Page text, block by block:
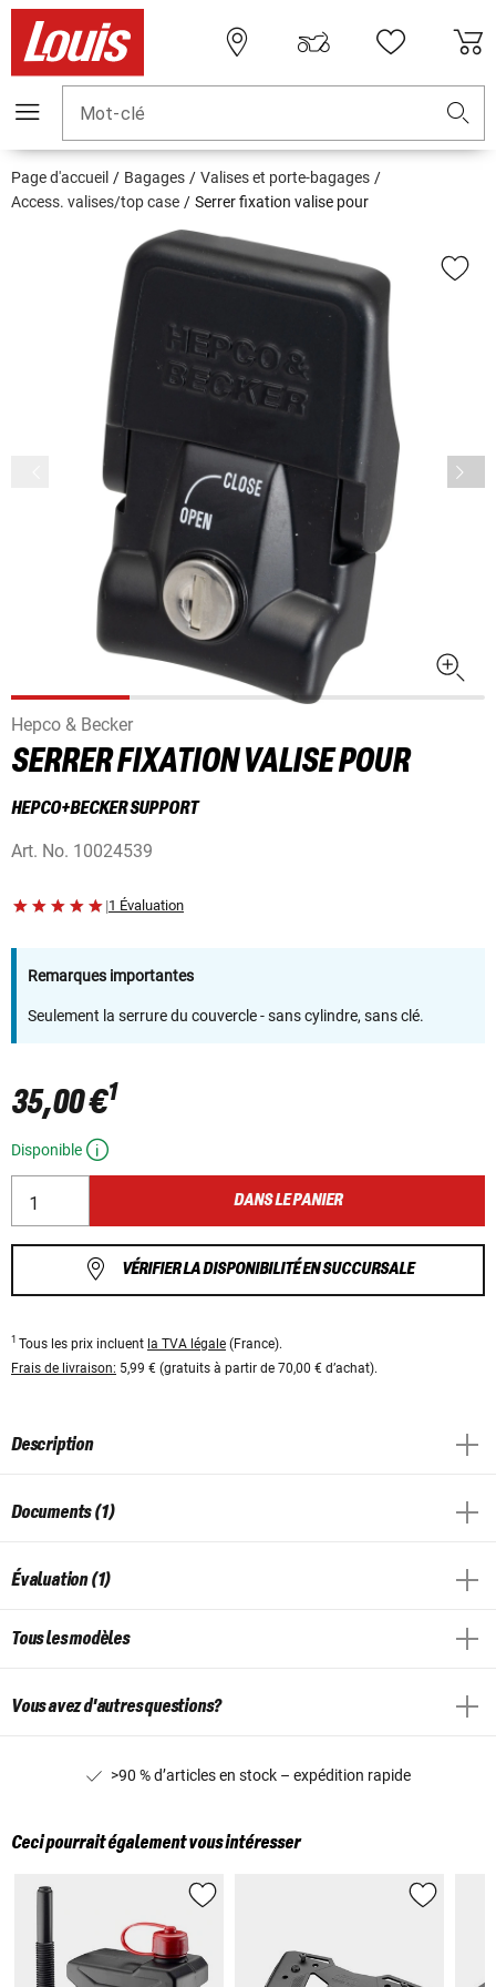
Mot-clé
Page d'accueil Bagages
Valises et porte-bagages
Access. valises/top case
Serrer fixation valise pour
Hepco & Becker
SERRER FIXATION VALISE POUR
HEPCO+BECKER SUPPORT
Art. No. 10024539
|1 Évaluation
Remarques importantes
Seulement la serrure du couvercle - sans cylindre, sans clé.
35,00 €1
Disponible
DANS LE PANIER
VÉRIFIER LA DISPONIBILITÉ EN SUCCURSALE
1 Tous les prix incluent la TVA légale (France).
Frais de livraison: 5,99 € (gratuits à partir de 70,00 € d’achat).
Description
Documents (1)
Évaluation (1)
Tous les modèles
Vous avez d'autres questions?
>90 % d’articles en stock – expédition rapide
Ceci pourrait également vous intéresser